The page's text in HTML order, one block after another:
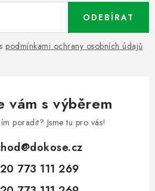
podmínkami ochrany osobních údajů
ODEBÍRAT
vám s výběrem
poradit? Jsme tu pro vás!
@dokose.cz
773 111 269